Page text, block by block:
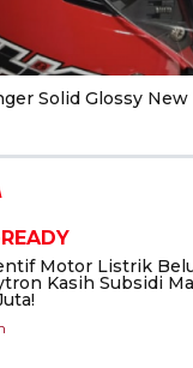
Solid Glossy
Motor Listrik
Kasih Subsidi